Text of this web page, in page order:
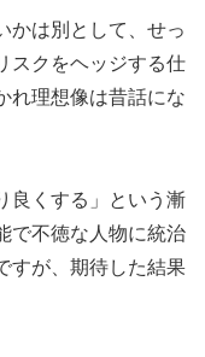
かは別として、せっ
スクをヘッジする仕
れ理想像は昔話にな
良くする」という漸
で不徳な人物に統治
すが、期待した結果